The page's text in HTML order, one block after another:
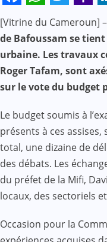
Facebook
[Vitrine du Cameroun] –
de Bafoussam se
urbaine. Les travaux
Roger Tafam, sont
sur le vote du budget
Le budget soumis à
présents à ces assises,
total, une dizaine de
des débats. Les
du préfet de la Mifi,
locaux, des sectoriels
Occasion pour la